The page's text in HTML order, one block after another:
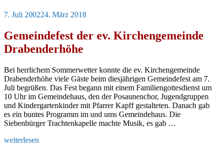
Veröffentlicht
7. Juli 200224. März 2018
Gemeindefest der ev. Kirchengemeinde
Drabenderhöhe
Bei herrlichem Sommerwetter konnte die ev. Kirchengemeinde
Drabenderhöhe viele Gäste beim diesjährigen Gemeindefest am 7.
Juli begrüßen. Das Fest begann mit einem Familiengottesdienst um
10 Uhr im Gemeindehaus, den der Posaunenchor, Jugendgruppen
und Kindergartenkinder mit Pfarrer Kapff gestalteten. Danach gab
es ein buntes Programm im und ums Gemeindehaus. Die
Siebenbürger Trachtenkapelle machte Musik, es gab …
„Gemeindefest
weiterlesen